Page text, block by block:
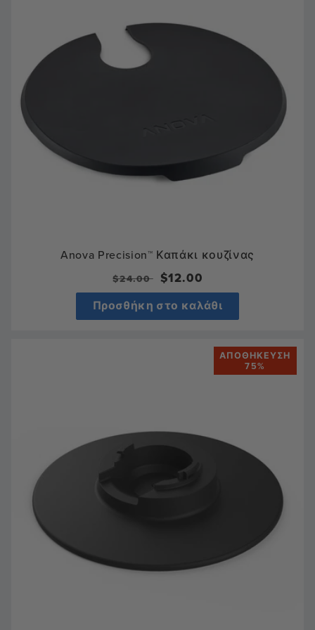
Anova Precision™ Καπάκι κουζίνας
Κανονική
τιμή
$24.00 Τιμή
πώλησης
$12.00
Προσθήκη στο καλάθι
ΑΠΟΘΉΚΕΥΣΗ
75%